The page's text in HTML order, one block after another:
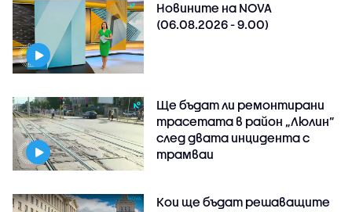
Новините на NOVA
(06.08.2026 - 9.00)
Ще бъдат ли ремонтирани
трасетата в район „Люлин”
след двата инцидента с
трамваи
Кои ще бъдат решаващите